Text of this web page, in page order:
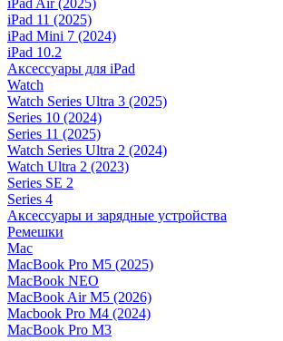
iPad Air (2025)
iPad 11 (2025)
iPad Mini 7 (2024)
iPad 10.2
Аксессуары для iPad
Watch
Watch Series Ultra 3 (2025)
Series 10 (2024)
Series 11 (2025)
Watch Series Ultra 2 (2024)
Watch Ultra 2 (2023)
Series SE 2
Series 4
Аксессуары и зарядные устройства
Ремешки
Mac
MacBook Pro M5 (2025)
MacBook NEO
MacBook Air M5 (2026)
Macbook Pro M4 (2024)
MacBook Pro M3